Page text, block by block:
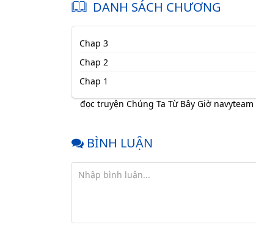
DANH SÁCH CHƯƠNG
Chap 3
Chap 2
Chap 1
đọc truyện Chúng Ta Từ Bây Giờ navyteam
BÌNH LUẬN